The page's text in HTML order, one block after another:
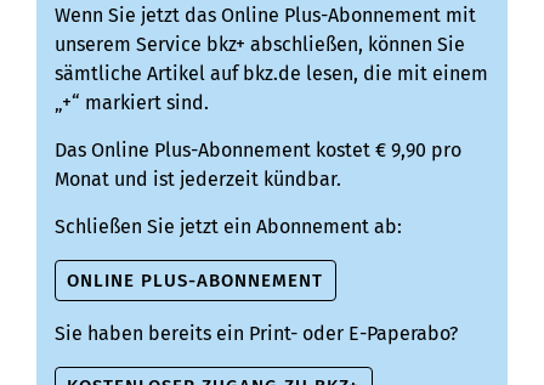
Wenn Sie jetzt das Online Plus-Abonnement mit
unserem Service bkz+ abschließen, können Sie
sämtliche Artikel auf bkz.de lesen, die mit einem
„+“ markiert sind.
Das Online Plus-Abonnement kostet € 9,90 pro
Monat und ist jederzeit kündbar.
Schließen Sie jetzt ein Abonnement ab:
ONLINE PLUS-ABONNEMENT
Sie haben bereits ein Print- oder E-Paperabo?